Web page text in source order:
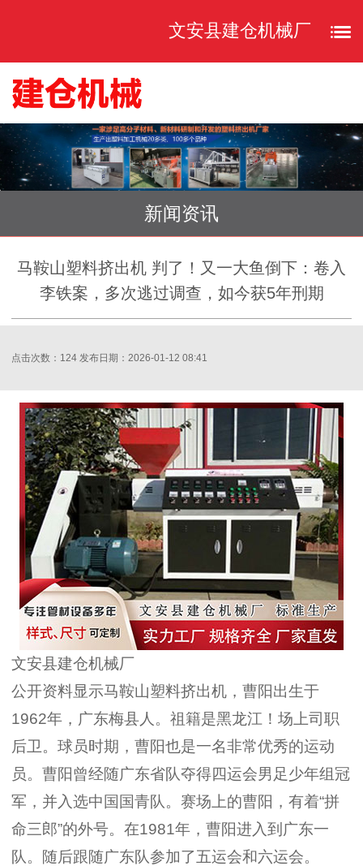
文安县建仓机械厂
新闻资讯
马鞍山塑料挤出机 判了！又一大鱼倒下：卷入
李铁案，多次逃过调查，如今获5年刑期
点击次数：124 发布日期：2026-01-12 08:41
文安县建仓机械厂
公开资料显示马鞍山塑料挤出机，曹阳出生于
1962年，广东梅县人。祖籍是黑龙江！场上司职
后卫。球员时期，曹阳也是一名非常优秀的运动
员。曹阳曾经随广东省队夺得四运会男足少年组冠
军，并入选中国国青队。赛场上的曹阳，有着“拼
命三郎”的外号。在1981年，曹阳进入到广东一
队。随后跟随广东队参加了五运会和六运会。